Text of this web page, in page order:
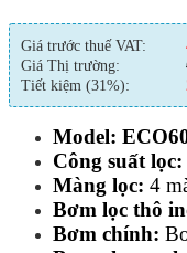
Giá trước thuế VAT:
Giá Thị trường:
Tiết kiệm (31%):
Model:
Công suất lọc:
Màng lọc: 4
Bơm lọc thô
Bơm chính: